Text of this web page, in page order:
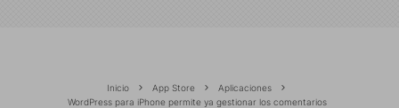
Inicio App Store
Aplicaciones
WordPress para iPhone permite ya gestionar los comentarios